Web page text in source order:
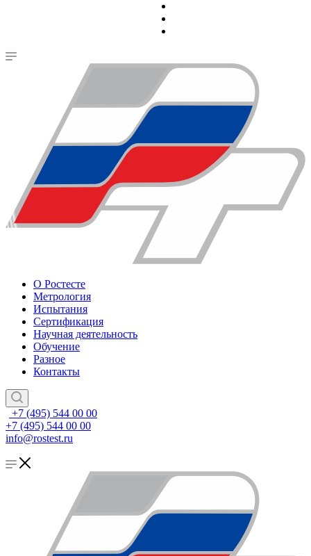
О Ростесте
Метрология
Испытания
Сертификация
Научная деятельность
Обучение
Разное
Контакты
+7 (495) 544 00 00
+7 (495) 544 00 00
info@rostest.ru